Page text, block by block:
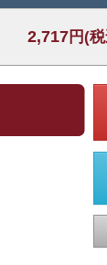
2,717円(